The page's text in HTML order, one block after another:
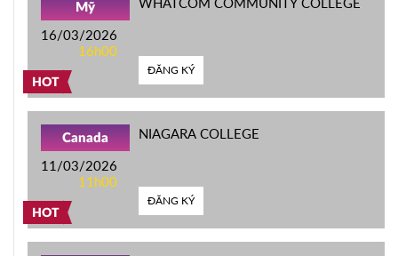
HOT
Mỹ
16/03/2026
16h00
ĐĂNG KÝ
HOT
Canada
11/03/2026
11h00
NIAGARA COLLEGE
ĐĂNG KÝ